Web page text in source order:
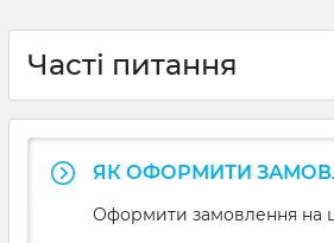
Часті питання
ЯК ОФОРМИТИ
Оформити замовлення на